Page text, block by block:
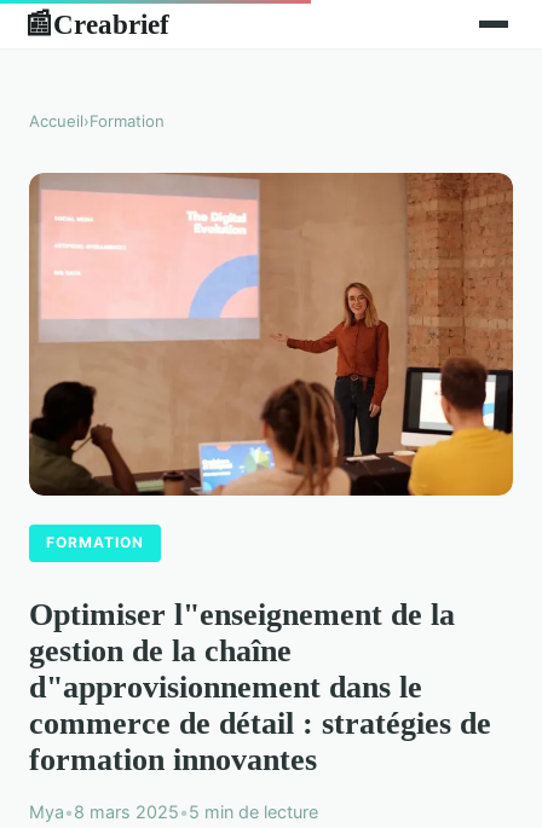
📰Creabrief
Accueil›Formation
FORMATION
Optimiser l"enseignement de la
gestion de la chaîne
d"approvisionnement dans le
commerce de détail : stratégies de
formation innovantes
Mya•8 mars 2025•5 min de lecture